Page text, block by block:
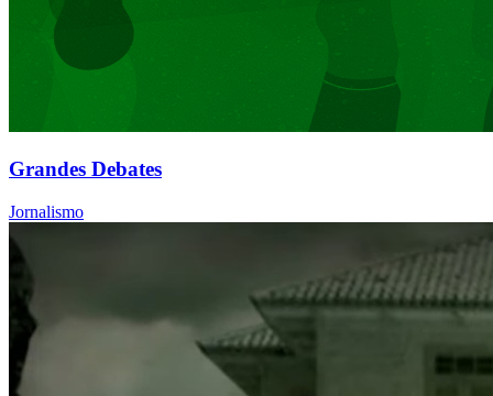
Grandes Debates
Jornalismo